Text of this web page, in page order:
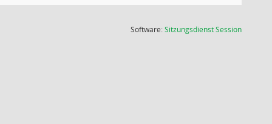
Software:SitzungsdienstSession(Wird in